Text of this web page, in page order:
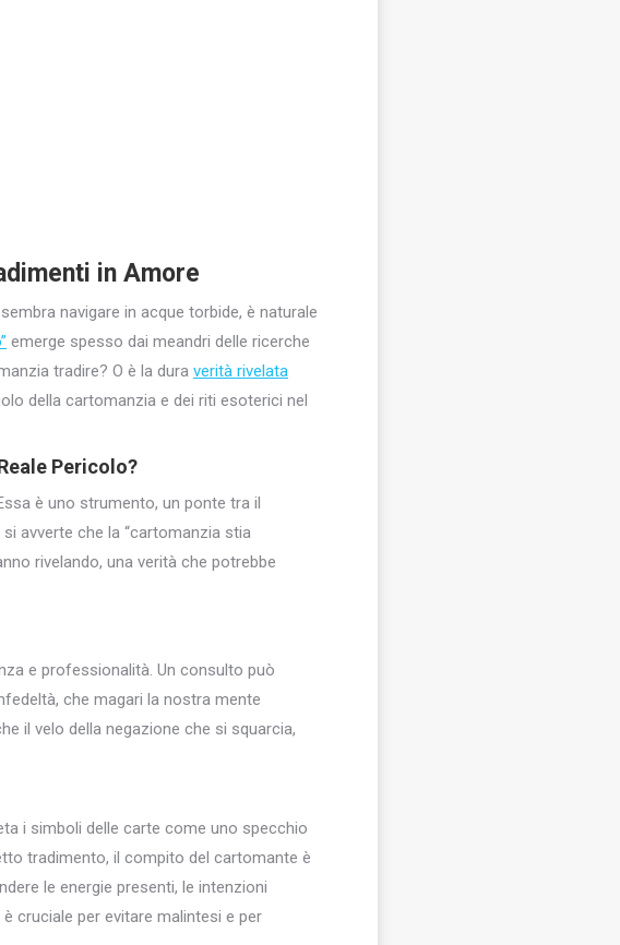
in Amore
navigare in acque torbide, è naturale
emerge spesso dai meandri delle ricerche
tradire? O è la dura verità rivelata
della cartomanzia e dei riti esoterici nel
Pericolo?
è uno strumento, un ponte tra il
avverte che la “cartomanzia stia
rivelando, una verità che potrebbe
e professionalità. Un consulto può
che magari la nostra mente
il velo della negazione che si squarcia,
i simboli delle carte come uno specchio
tradimento, il compito del cartomante è
le energie presenti, le intenzioni
cruciale per evitare malintesi e per